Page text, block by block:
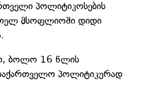
პოლიტიკოსების
მსოფლიოში დიდი
ბოლო 16 წლის
პოლიტიკურად